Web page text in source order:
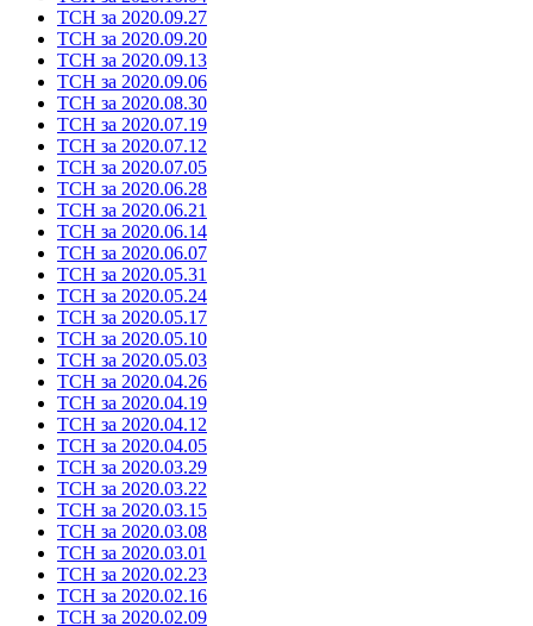
ТСН за 2020.09.27
ТСН за 2020.09.20
ТСН за 2020.09.13
ТСН за 2020.09.06
ТСН за 2020.08.30
ТСН за 2020.07.19
ТСН за 2020.07.12
ТСН за 2020.07.05
ТСН за 2020.06.28
ТСН за 2020.06.21
ТСН за 2020.06.14
ТСН за 2020.06.07
ТСН за 2020.05.31
ТСН за 2020.05.24
ТСН за 2020.05.17
ТСН за 2020.05.10
ТСН за 2020.05.03
ТСН за 2020.04.26
ТСН за 2020.04.19
ТСН за 2020.04.12
ТСН за 2020.04.05
ТСН за 2020.03.29
ТСН за 2020.03.22
ТСН за 2020.03.15
ТСН за 2020.03.08
ТСН за 2020.03.01
ТСН за 2020.02.23
ТСН за 2020.02.16
ТСН за 2020.02.09